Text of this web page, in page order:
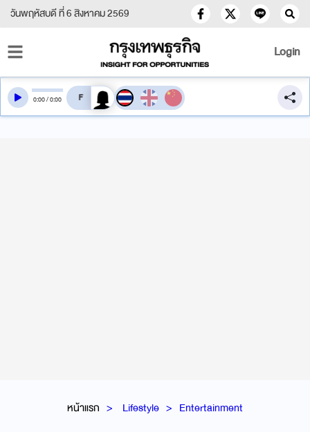
วันพฤหัสบดี ที่ 6 สิงหาคม 2569
Login
หน้าแรก Lifestyle Entertainment
0:00/0:00 สลับเสียงอ่าน